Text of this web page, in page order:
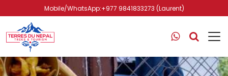
Mobile/WhatsApp:+977 9841833273 (Laurent)